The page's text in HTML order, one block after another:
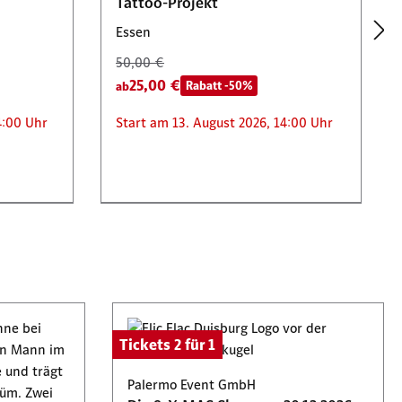
Uhr
Essen
50,00 €
ab25,00 € Rabatt -50%
Start am 13. August 2026, 14:00 Uhr
Elspe Festival GmbH
September 2026
Tickets 2 für 1
Palermo Event GmbH